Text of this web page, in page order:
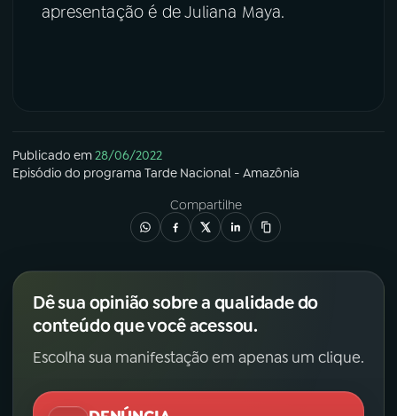
apresentação é de Juliana Maya.
Publicado em28/06/2022
Episódio do programa Tarde Nacional - Amazônia
Compartilhe
Dê sua opinião sobre a qualidade do
conteúdo que você acessou.
Escolha sua manifestação em apenas um clique.